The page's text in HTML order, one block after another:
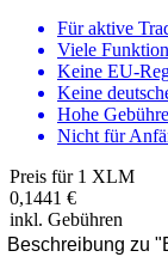
Für aktive
Viele
Keine EU-
Keine
Hohe
Nicht für
Preis für 1 XLM
0,1441 €
inkl. Gebühren
Beschreibung zu